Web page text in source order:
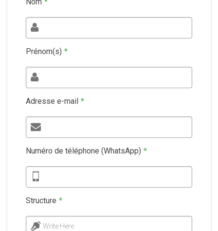
Prénom(s) *
Adresse e-mail *
Numéro de téléphone (WhatsApp) *
Structure *
Write Here